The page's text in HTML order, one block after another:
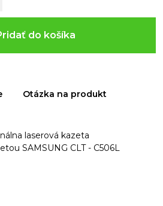
do košíka
Otázka na produkt
laserová kazeta
SAMSUNG CLT - C506L